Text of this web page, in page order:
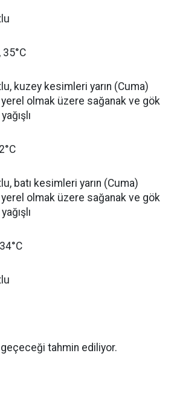
35°C
kuzey kesimleri yarın (Cuma)
olmak üzere sağanak ve gök
batı kesimleri yarın (Cuma)
olmak üzere sağanak ve gök
tahmin ediliyor.